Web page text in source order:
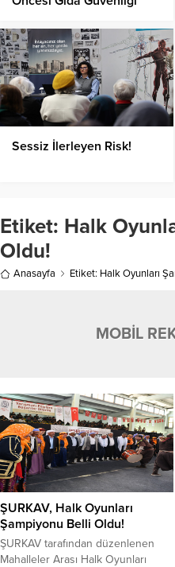
Sessiz İlerleyen Risk!
Etiket: Halk
Oldu!
Anasayfa Etiket: Halk Oyunları
MOBİL
ŞURKAV, Halk Oyunları
Şampiyonu Belli Oldu!
ŞURKAV tarafından düzenlenen
Mahalleler Arası Halk Oyunları